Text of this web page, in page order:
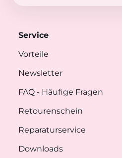
Service
Vorteile
Newsletter
FAQ - Häufige Fragen
Retourenschein
Reparaturservice
Downloads